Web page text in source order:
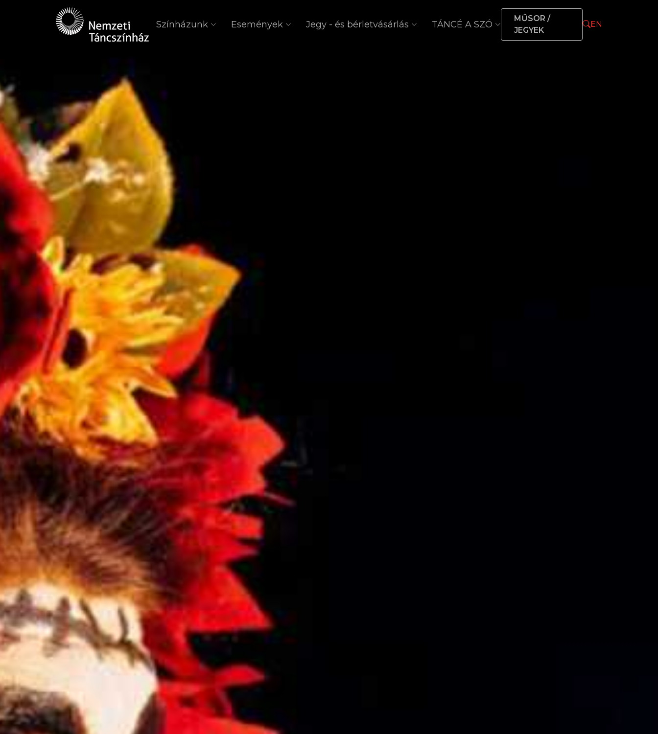
Színházunk Események Jegy - és bérletvásárlás TÁNCÉ A SZÓ
MŰSOR /
JEGYEK
EN